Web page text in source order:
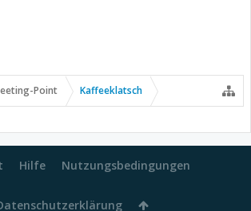
Point Kaffeeklatsch
Hilfe Nutzungsbedingungen